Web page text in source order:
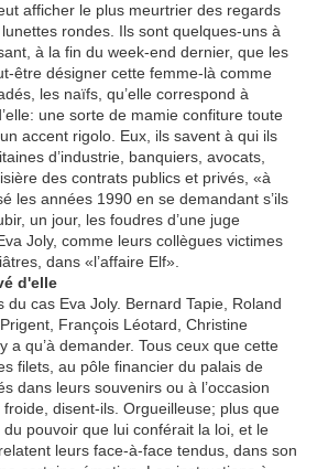
afficher le plus meurtrier des regards
rondes. Ils sont quelques-uns à
à la fin du week-end dernier, que les
être désigner cette femme-là comme
les naïfs, qu’elle correspond à
une sorte de mamie confiture toute
accent rigolo. Eux, ils savent à qui ils
d’industrie, banquiers, avocats,
des contrats publics et privés, «à
les années 1990 en se demandant s’ils
un jour, les foudres d’une juge
Joly, comme leurs collègues victimes
dans «l’affaire Elf».
d'elle
du cas Eva Joly. Bernard Tapie, Roland
François Léotard, Christine
a qu’à demander. Tous ceux que cette
filets, au pôle financier du palais de
dans leurs souvenirs ou à l’occasion
froide, disent-ils. Orgueilleuse; plus que
pouvoir que lui conférait la loi, et le
leurs face-à-face tendus, dans son